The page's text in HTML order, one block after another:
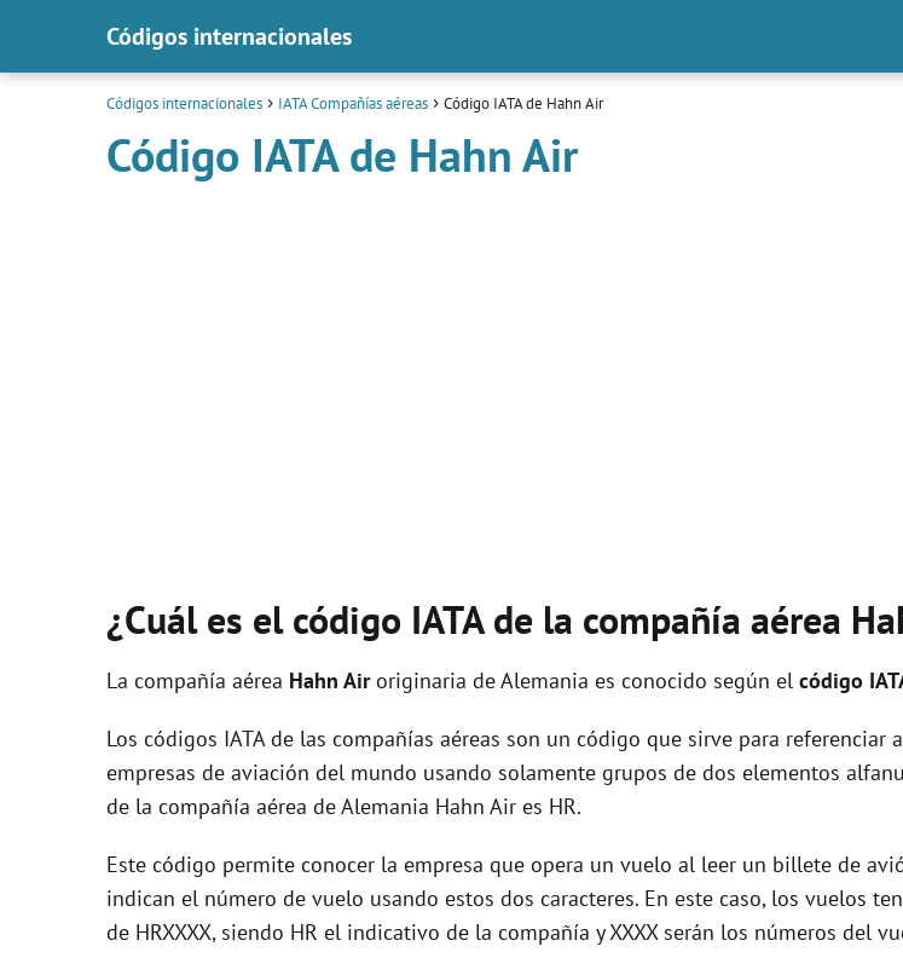
Códigos internacionales
Códigos internacionales IATA Compañías aéreas Código IATA de Hahn Air
Código IATA de Hahn Air
¿Cuál es el código IATA de la compañía aérea
La compañía aérea Hahn Airoriginaria de Alemania es conocido según el código
Los códigos IATA de las compañías aéreas son un código que sirve para referenciar
empresas de aviación del mundo usando solamente grupos de dos elementos
de la compañía aérea de Alemania Hahn Air es HR.
Este código permite conocer la empresa que opera un vuelo al leer un billete de
indican el número de vuelo usando estos dos caracteres. En este caso, los vuelos
de HRXXXX, siendo HR el indicativo de la compañía y XXXX serán los números del